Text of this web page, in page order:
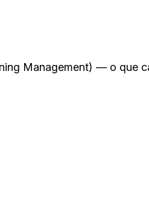
Management) — o que